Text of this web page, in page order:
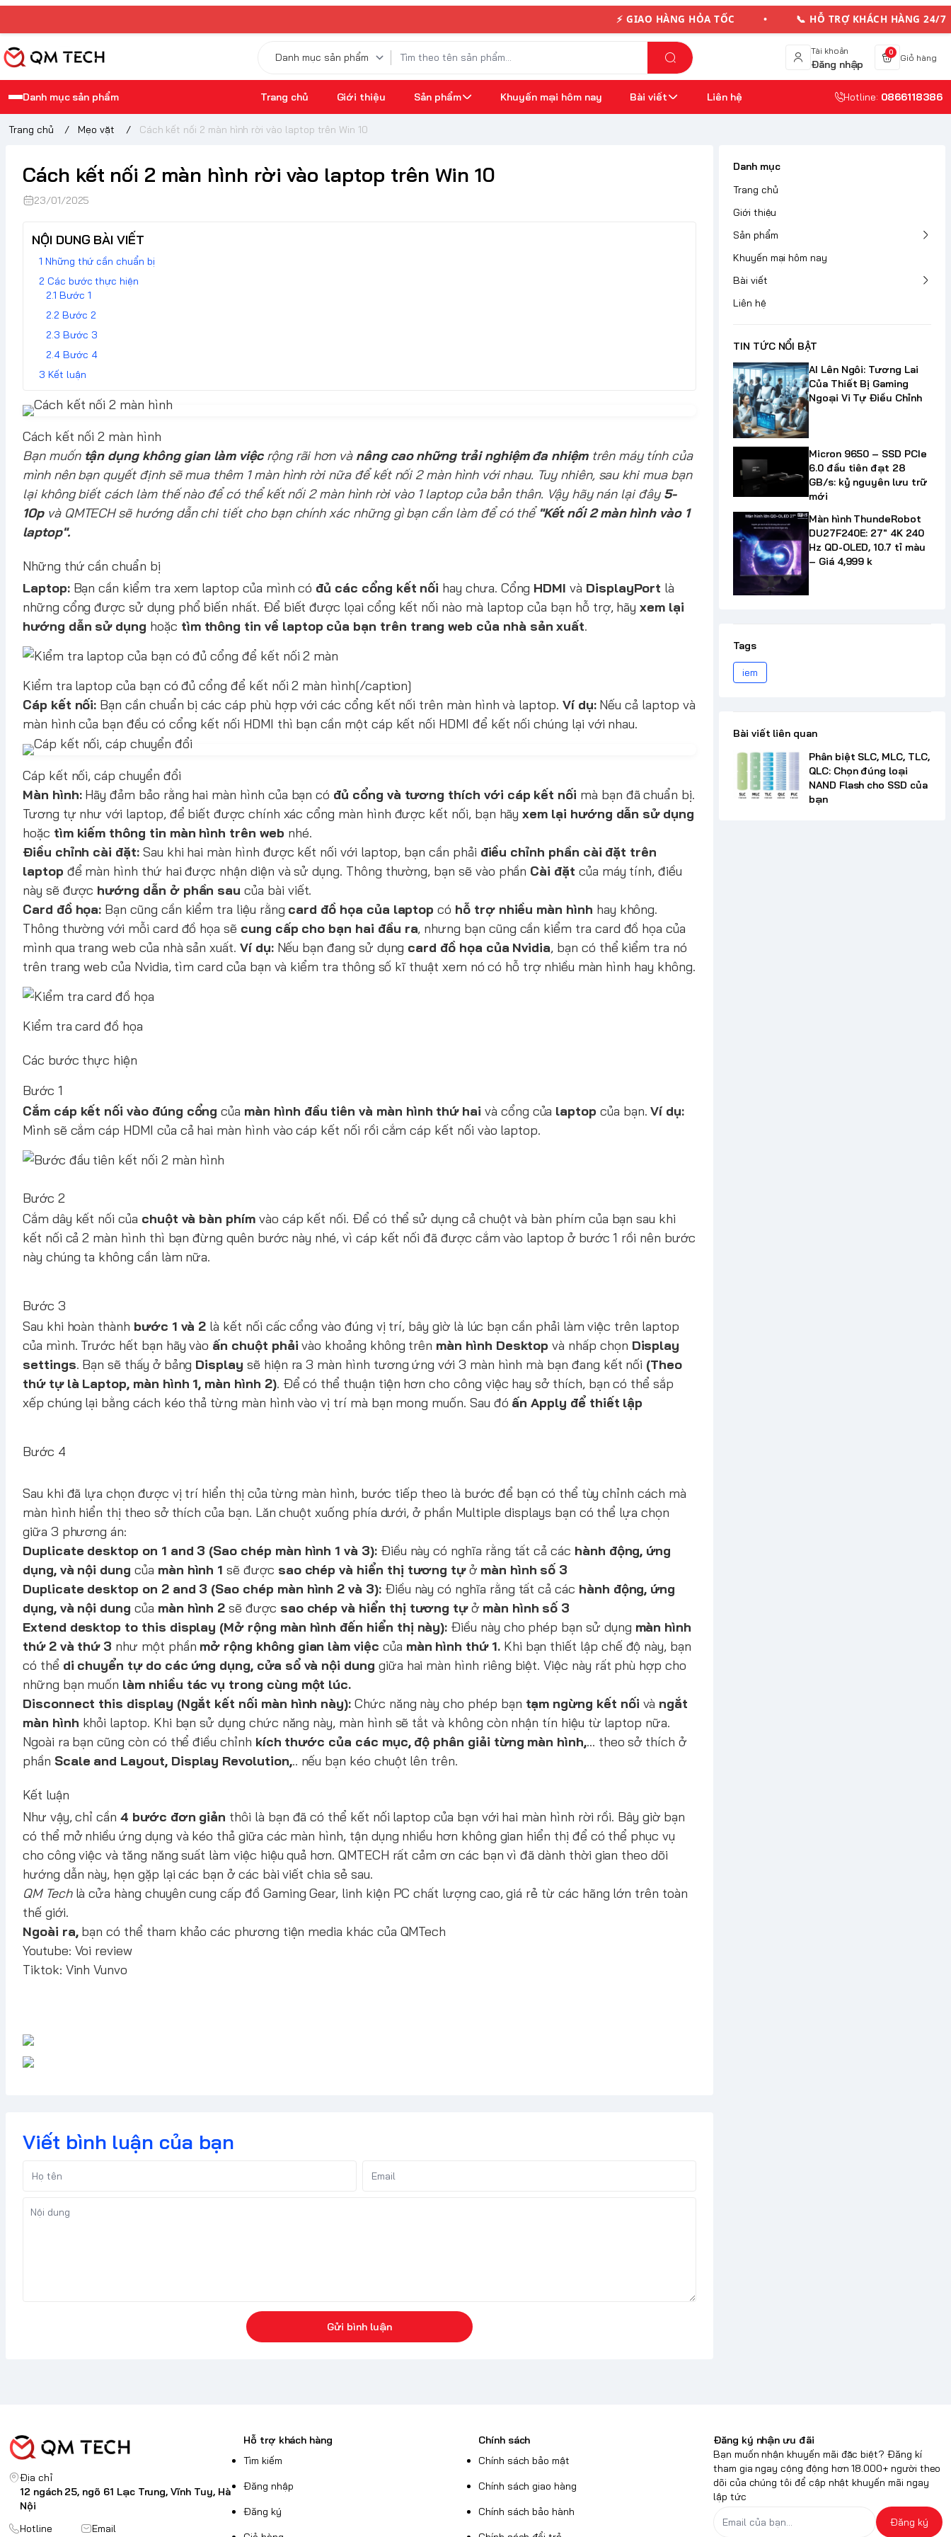
⚡ GIAO HÀNG HỎA TỐC • 📞 HỖ TRỢ KHÁCH HÀNG
Tài khoản
Đăng nhập
0
Giỏ hàng
Danh mục sản phẩm Trang chủ Giới thiệu Sản phẩm Khuyến mại hôm nay Bài viết Liên hệ Hotline: 0866118386
Trang chủ / Mẹo vặt / Cách kết nối 2 màn hình rời vào laptop trên Win 10
Cách kết nối 2 màn hình rời vào laptop trên Win 10
23/01/2025
NỘI DUNG BÀI VIẾT
Những thứ cần chuẩn bị
Các bước thực hiện
Bước 1
Bước 2
Bước 3
Bước 4
Kết luận
Cách kết nối 2 màn hình
Bạn muốn tận dụng không gian làm việcrộng rãi hơn và nâng cao những trải nghiệm đa nhiệmtrên máy tính của
mình nên bạn quyết định sẽ mua thêm 1 màn hình rời nữa để kết nối 2 màn hình với nhau. Tuy nhiên, sau khi mua bạn
lại không biết cách làm thế nào để có thể kết nối 2 màn hình rời vào 1 laptop của bản thân. Vậy hãy nán lại đây 5-
10pvà QMTECH sẽ hướng dẫn chi tiết cho bạn chính xác những gì bạn cần làm để có thể"Kết nối 2 màn hình vào 1
laptop".
Những thứ cần chuẩn bị
Laptop:Bạn cần kiểm tra xem laptop của mình có đủ các cổng kết nối hay chưa. Cổng HDMI và DisplayPort là
những cổng được sử dụng phổ biến nhất. Để biết được lọai cổng kết nối nào mà laptop của bạn hỗ trợ, hãyxem lại
hướng dẫn sử dụng hoặc tìm thông tin về laptop của bạn trên trang web của nhà sản xuất.
Kiểm tra laptop của bạn có đủ cổng để kết nối 2 màn hình[/caption]
Cáp kết nối: Bạn cần chuẩn bị các cáp phù hợp với các cổng kết nối trên màn hình và laptop. Ví dụ:Nếu cả laptop và
màn hình của bạn đều có cổng kết nối HDMI thì bạn cần một cáp kết nối HDMI để kết nối chúng lại với nhau.
Cáp kết nối, cáp chuyển đổi
Màn hình:Hãy đảm bảo rằng hai màn hình của bạn có đủ cổng và tương thích với cáp kết nối mà bạn đã chuẩn bị.
Tương tự như với laptop, để biết được chính xác cổng màn hình được kết nối, bạn hãyxem lại hướng dẫn sử dụng
hoặc tìm kiếm thông tin màn hình trên web nhé.
Điều chỉnh cài đặt:Sau khi hai màn hình được kết nối với laptop, bạn cần phải điều chỉnh phần cài đặt trên
laptop để màn hình thứ hai được nhận diện và sử dụng. Thông thường, bạn sẽ vào phần Cài đặt của máy tính, điều
này sẽ được hướng dẫn ở phần sau của bài viết.
Card đồ họa: Bạn cũng cần kiểm tra liệu rằng card đồ họa của laptop có hỗ trợ nhiều màn hình hay không.
Thông thường với mỗi card đồ họa sẽ cung cấp cho bạn hai đầu ra, nhưng bạn cũng cần kiểm tra card đồ họa của
mình qua trang web của nhà sản xuất. Ví dụ:Nếu bạn đang sử dụng card đồ họa của Nvidia, bạn có thể kiểm tra nó
trên trangweb của Nvidia, tìm card của bạn và kiểm tra thông số kĩ thuật xem nó có hỗ trợ nhiều màn hình hay không.
Kiểm tra card đồ họa
Các bước thực hiện
Bước 1
Cắm cáp kết nối vào đúng cổng của màn hình đầu tiên và màn hình thứ hai và cổng của laptop của bạn. Ví dụ:
Mình sẽ cắm cáp HDMI của cả hai màn hình vào cáp kết nối rồi cắm cáp kết nối vào laptop.
Bước 2
Cắm dây kết nối của chuột và bàn phímvào cáp kết nối. Để có thể sử dụng cả chuột và bàn phím của bạn sau khi
kết nối cả 2 màn hình thì bạn đừng quên bước này nhé, vì cáp kết nối đã được cắm vào laptop ở bước 1 rồi nên bước
này chúng ta không cần làm nữa.
Bước 3
Sau khi hoàn thành bước 1 và 2 là kết nối cấc cổng vào đúng vị trí, bây giờ là lúc bạn cần phải làm việc trên laptop
của mình. Trước hết bạn hãy vào ấn chuột phải vào khoảng không trên màn hình Desktop và nhấp chọn Display
settings. Bạn sẽ thấy ở bảng Display sẽ hiện ra 3 màn hình tương ứng với 3 màn hình mà bạn đang kết nối (Theo
thứ tự là Laptop, màn hình 1, màn hình 2). Để có thể thuận tiện hơn cho công việc hay sở thích, bạn có thể sắp
xếp chúng lại bằng cách kéo thả từng màn hình vào vị trí mà bạn mong muốn. Sau đó ấn Apply để thiết lập
Bước 4
Sau khi đã lựa chọn được vị trí hiển thị của từng màn hình, bước tiếp theo là bước để bạn có thể tùy chỉnh cách mà
màn hình hiển thị theo sở thích của bạn. Lăn chuột xuống phía dưới, ở phần Multiple displays bạn có thể lựa chọn
giữa 3 phương án:
Duplicate desktop on 1 and 3 (Sao chép màn hình 1 và 3):Điều này có nghĩa rằng tất cả các hành động, ứng
dụng, và nội dung của màn hình 1 sẽ được sao chép và hiển thị tương tựở màn hình số 3
Duplicate desktop on 2 and 3 (Sao chép màn hình 2 và 3):Điều này có nghĩa rằng tất cả các hành động, ứng
dụng, và nội dung của màn hình 2 sẽ được sao chép và hiển thị tương tựở màn hình số 3
Extend desktop to this display (Mở rộng màn hình đến hiển thị này): Điều này cho phép bạn sử dụng màn hình
thứ 2 và thứ 3 như một phần mở rộng không gian làm việc của màn hình thứ 1.Khi bạn thiết lập chế độ này, bạn
có thể di chuyển tự do các ứng dụng, cửa sổ và nội dung giữa hai màn hình riêng biệt. Việc này rất phù hợp cho
những bạn muốn làm nhiều tác vụ trong cùng một lúc.
Disconnect this display (Ngắt kết nối màn hình này): Chức năng này cho phép bạn tạm ngừng kết nối và ngắt
màn hình khỏi laptop. Khi bạn sử dụng chức năng này, màn hình sẽ tắt và không còn nhận tín hiệu từ laptop nữa.
Ngoài ra bạn cũng còn có thể điều chỉnh kích thước của các mục, độ phân giải từng màn hình,... theo sở thích ở
phần Scale and Layout, Display Revolution,.. nếu bạn kéo chuột lên trên.
Kết luận
Như vậy, chỉ cần4 bước đơn giản thôi là bạn đã có thể kết nối laptop của bạn với hai màn hình rời rồi. Bây giờ bạn
có thể mở nhiều ứng dụng và kéo thả giữa các màn hình, tận dụng nhiều hơn không gian hiển thị để có thể phục vụ
cho công việc và tăng năng suất làm việc hiệu quả hơn. QMTECH rất cảm ơn các bạn vì đã dành thời gian theo dõi
hướng dẫn này, hẹn gặp lại các bạn ở các bài viết chia sẻ sau.
QM Techlà cửa hàng chuyên cung cấp đồ Gaming Gear, linh kiện PC chất lượng cao, giá rẻ từ các hãng lớn trên toàn
thế giới.
Ngoài ra,bạn có thể tham khảo các phương tiện media khác của QMTech
Youtube: Voi review
Tiktok: Vinh Vunvo
Viết bình luận của bạn
Gửi bình luận
Danh mục
Trang chủ
Giới thiệu
Sản phẩm
Khuyến mại hôm nay
Bài viết
Liên hệ
TIN TỨC NỔI BẬT
AI Lên Ngôi: Tương Lai
Của Thiết Bị Gaming
Ngoại Vi Tự Điều Chỉnh
Micron 9650 – SSD PCIe
6.0 đầu tiên đạt 28
GB/s: kỷ nguyên lưu trữ
mới
Màn hình ThundeRobot
DU27F240E: 27" 4K 240
Hz QD-OLED, 10.7 tỉ màu
– Giá 4,999 k
Tags
iem
Bài viết liên quan
Phân biệt SLC, MLC, TLC,
QLC: Chọn đúng loại
NAND Flash cho SSD của
bạn
Địa chỉ
12 ngách 25, ngõ 61 Lạc Trung, Vĩnh Tuy, Hà
Nội
Hotline
Email
Hỗ trợ khách hàng
Tìm kiếm
Đăng nhập
Đăng ký
Chính sách
Chính sách bảo mật
Chính sách giao hàng
Chính sách bảo hành
Đăng ký nhận ưu đãi
Bạn muốn nhận khuyến mãi đặc biệt? Đăng kí
tham gia ngay cộng động hơn 18.000+ người theo
dõi của chúng tôi để cập nhật khuyến mãi ngay
lập tức
Đăng ký